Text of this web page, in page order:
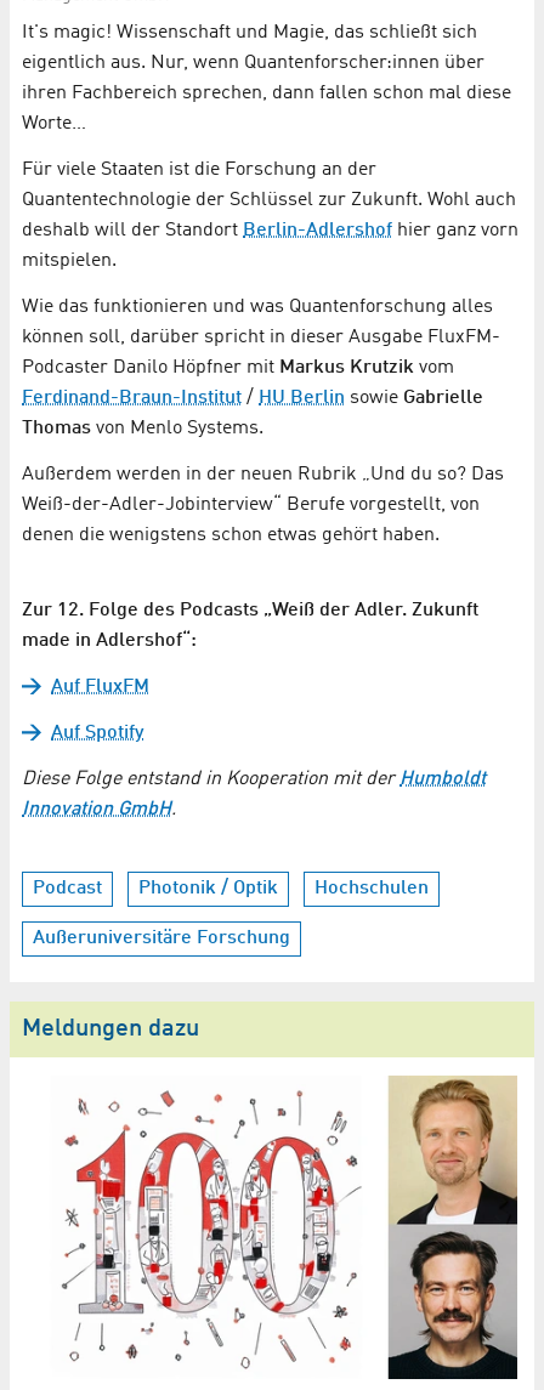
It's magic! Wissenschaft und Magie, das schließt sich
eigentlich aus. Nur, wenn Quantenforscher:innen über
ihren Fachbereich sprechen, dann fallen schon mal diese
Worte…
Für viele Staaten ist die Forschung an der
Quantentechnologie der Schlüssel zur Zukunft. Wohl auch
deshalb will der Standort Berlin-Adlershof hier ganz vorn
mitspielen.
Wie das funktionieren und was Quantenforschung alles
können soll, darüber spricht in dieser Ausgabe FluxFM-
Podcaster Danilo Höpfner mit Markus Krutzik vom
Ferdinand-Braun-Institut / HU Berlin sowie Gabrielle
Thomas von Menlo Systems.
Außerdem werden in der neuen Rubrik „Und du so? Das
Weiß-der-Adler-Jobinterview“ Berufe vorgestellt, von
denen die wenigstens schon etwas gehört haben.
Zur 12. Folge des Podcasts „Weiß der Adler. Zukunft
made in Adlershof“:
Auf FluxFM
Auf Spotify
Diese Folge entstand in Kooperation mit derHumboldt
Innovation GmbH.
Podcast Photonik / Optik Hochschulen
Außeruniversitäre Forschung
Meldungen dazu